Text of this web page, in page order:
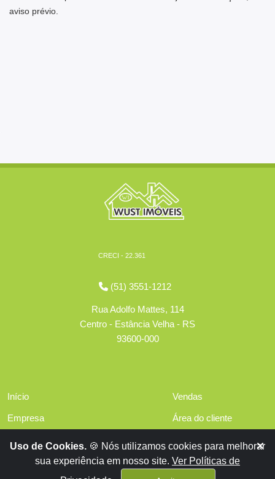
aviso prévio.
CRECI - 22.361
(51) 3551-1212
Rua Adolfo Mattes, 114
Centro - Estância Velha - RS
93600-000
Início
Empresa
Financiamentos
Vendas
Área do cliente
Contato
Uso de Cookies. 🍪 Nós utilizamos cookies para melhorar
sua experiência em nosso site. Ver Políticas de